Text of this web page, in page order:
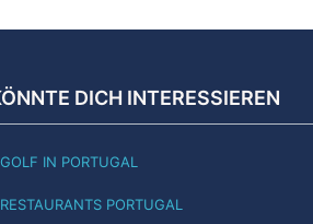
DICH INTERESSIEREN
GOLF IN PORTUGAL
RESTAURANTS PORTUGAL